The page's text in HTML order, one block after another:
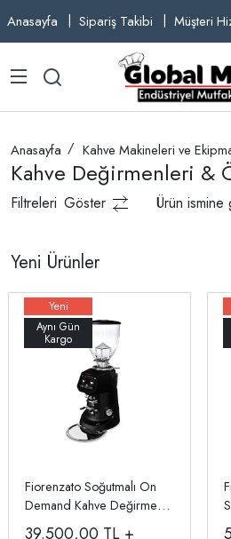
Anasayfa Sipariş Takibi Müşteri
Anasayfa Kahve Makineleri ve
Kahve Değirmenleri &
Filtreleri Göster Ürün
Yeni Ürünler
Fiorenzato Soğutmalı On
Demand Kahve Değirmeni,
Siyah F64-EVO
39.500,00 TL +